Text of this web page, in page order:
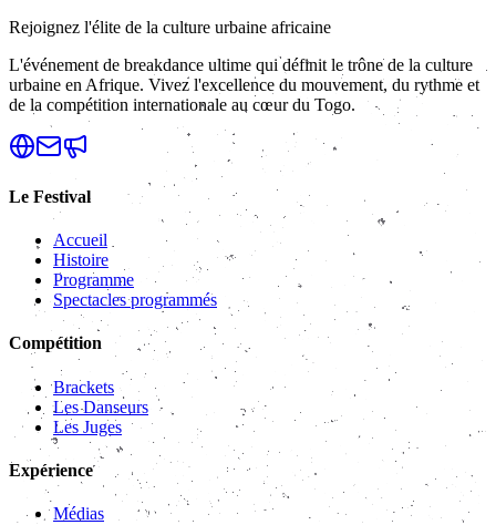
Rejoignez l'élite de la culture urbaine africaine
L'événement de breakdance ultime qui définit le trône de la culture
urbaine en Afrique. Vivez l'excellence du mouvement, du rythme et
de la compétition internationale au cœur du Togo.
Le Festival
Accueil
Histoire
Programme
Spectacles programmés
Compétition
Brackets
Les Danseurs
Les Juges
Expérience
Médias